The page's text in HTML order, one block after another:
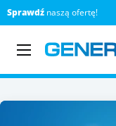
Sprawdź naszą ofertę!